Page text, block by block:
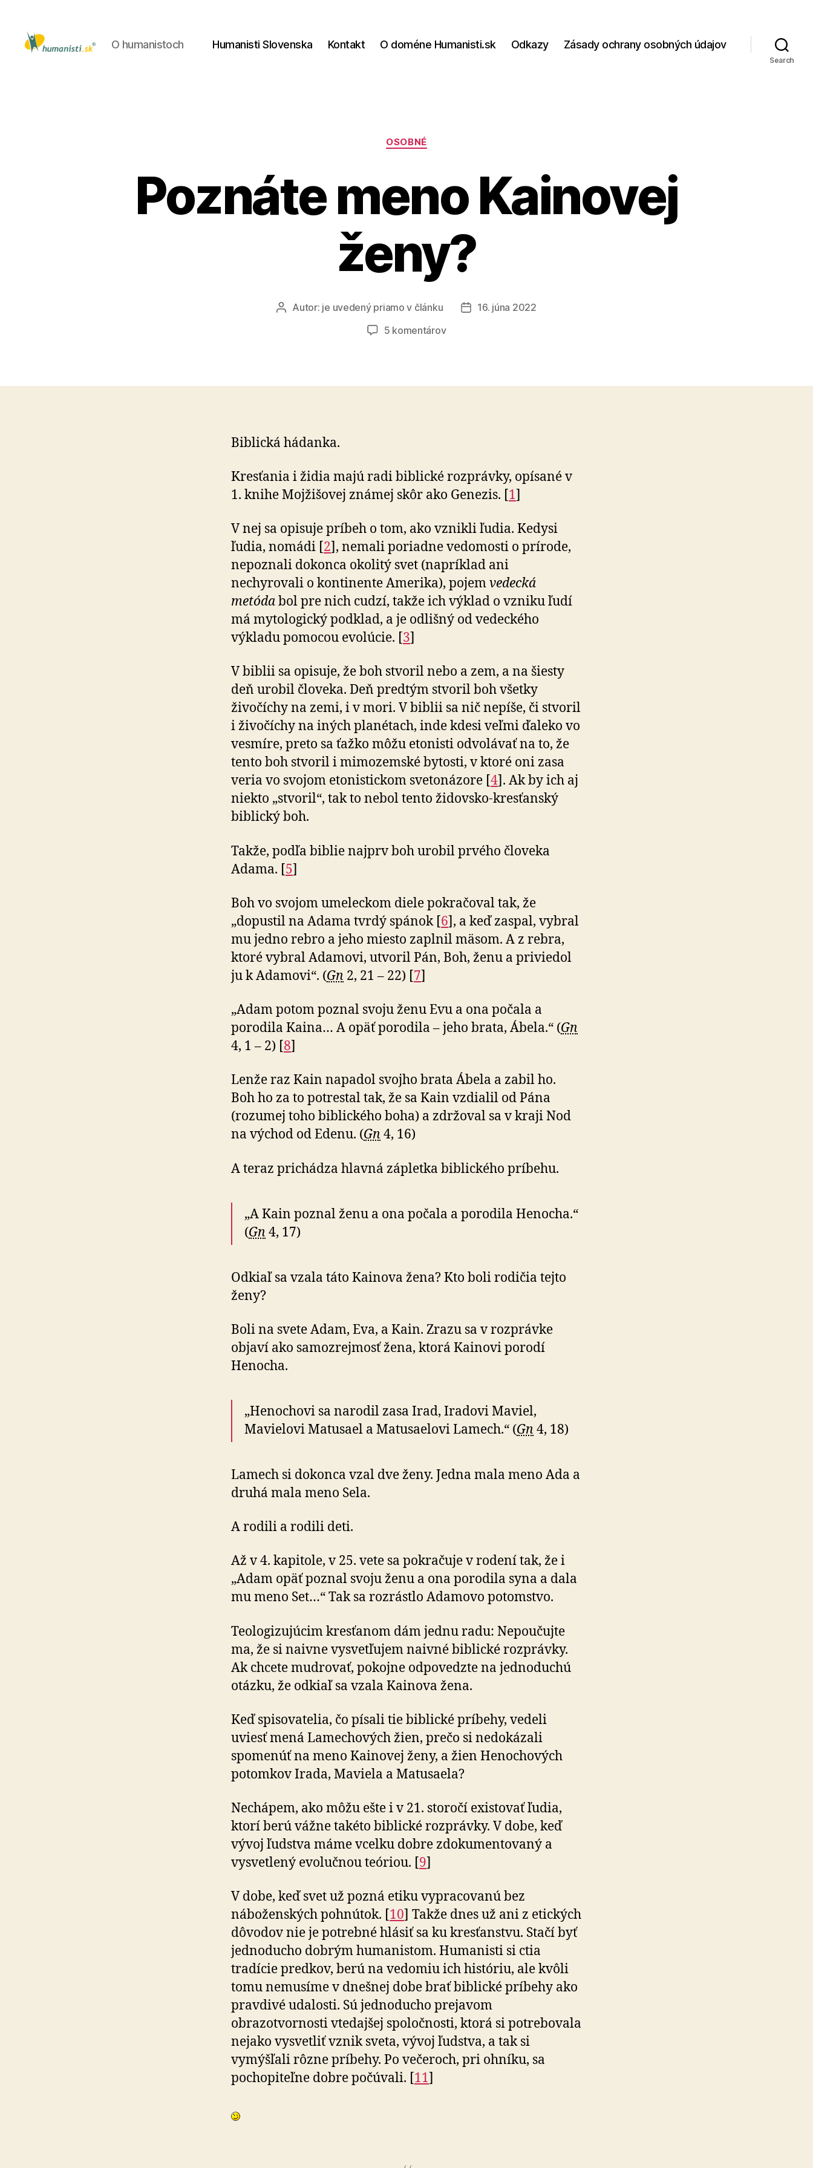
O humanistoch Humanisti Slovenska Kontakt O doméne Humanisti.sk Odkazy Zásady ochrany osobných údajov
Search
Kategórie
OSOBNÉ
Poznáte meno Kainovej
ženy?
AutorAutor: je uvedený priamo v článku
Dátum
16. júna 2022
5 komentárovna
ženy?
Biblická hádanka.
Kresťania i židia majú radi biblické rozprávky, opísané v
1. knihe Mojžišovej známej skôr ako Genezis. [1]
V nej sa opisuje príbeh o tom, ako vznikli ľudia. Kedysi
ľudia, nomádi [2], nemali poriadne vedomosti o prírode,
nepoznali dokonca okolitý svet (napríklad ani
nechyrovali o kontinente Amerika), pojemvedecká
metódabol pre nich cudzí, takže ich výklad o vzniku ľudí
má mytologický podklad, a je odlišný od vedeckého
výkladu pomocou evolúcie. [3]
V biblii sa opisuje, že boh stvoril nebo a zem, a na šiesty
deň urobil človeka. Deň predtým stvoril boh všetky
živočíchy na zemi, i v mori. V biblii sa nič nepíše, či stvoril
i živočíchy na iných planétach, inde kdesi veľmi ďaleko vo
vesmíre, preto sa ťažko môžu etonisti odvolávať na to, že
tento boh stvoril i mimozemské bytosti, v ktoré oni zasa
veria vo svojom etonistickom svetonázore [4]. Ak by ich aj
niekto „stvoril“, tak to nebol tento židovsko-kresťanský
biblický boh.
Takže, podľa biblie najprv boh urobil prvého človeka
Adama. [5]
Boh vo svojom umeleckom diele pokračoval tak, že
„dopustil na Adama tvrdý spánok [6], a keď zaspal, vybral
mu jedno rebro a jeho miesto zaplnil mäsom. A z rebra,
ktoré vybral Adamovi, utvoril Pán, Boh, ženu a priviedol
ju k Adamovi“. (Gn 2, 21 – 22) [7]
„Adam potom poznal svoju ženu Evu a ona počala a
porodila Kaina… A opäť porodila – jeho brata, Ábela.“ (Gn
4, 1 – 2) [8]
Lenže raz Kain napadol svojho brata Ábela a zabil ho.
Boh ho za to potrestal tak, že sa Kain vzdialil od Pána
(rozumej toho biblického boha) a zdržoval sa v kraji Nod
na východ od Edenu. (Gn 4, 16)
A teraz prichádza hlavná zápletka biblického príbehu.
„A Kain poznal ženu a ona počala a porodila Henocha.“
(Gn 4, 17)
Odkiaľ sa vzala táto Kainova žena? Kto boli rodičia tejto
ženy?
Boli na svete Adam, Eva, a Kain. Zrazu sa v rozprávke
objaví ako samozrejmosť žena, ktorá Kainovi porodí
Henocha.
„Henochovi sa narodil zasa Irad, Iradovi Maviel,
Mavielovi Matusael a Matusaelovi Lamech.“ (Gn 4, 18)
Lamech si dokonca vzal dve ženy. Jedna mala meno Ada a
druhá mala meno Sela.
A rodili a rodili deti.
Až v 4. kapitole, v 25. vete sa pokračuje v rodení tak, že i
„Adam opäť poznal svoju ženu a ona porodila syna a dala
mu meno Set…“ Tak sa rozrástlo Adamovo potomstvo.
Teologizujúcim kresťanom dám jednu radu: Nepoučujte
ma, že si naivne vysvetľujem naivné biblické rozprávky.
Ak chcete mudrovať, pokojne odpovedzte na jednoduchú
otázku, že odkiaľ sa vzala Kainova žena.
Keď spisovatelia, čo písali tie biblické príbehy, vedeli
uviesť mená Lamechových žien, prečo si nedokázali
spomenúť na meno Kainovej ženy, a žien Henochových
potomkov Irada, Maviela a Matusaela?
Nechápem, ako môžu ešte i v 21. storočí existovať ľudia,
ktorí berú vážne takéto biblické rozprávky. V dobe, keď
vývoj ľudstva máme vcelku dobre zdokumentovaný a
vysvetlený evolučnou teóriou. [9]
V dobe, keď svet už pozná etiku vypracovanú bez
náboženských pohnútok. [10] Takže dnes už ani z etických
dôvodov nie je potrebné hlásiť sa ku kresťanstvu. Stačí byť
jednoducho dobrým humanistom. Humanisti si ctia
tradície predkov, berú na vedomiu ich históriu, ale kvôli
tomu nemusíme v dnešnej dobe brať biblické príbehy ako
pravdivé udalosti. Sú jednoducho prejavom
obrazotvornosti vtedajšej spoločnosti, ktorá si potrebovala
nejako vysvetliť vznik sveta, vývoj ľudstva, a tak si
vymýšľali rôzne príbehy. Po večeroch, pri ohníku, sa
pochopiteľne dobre počúvali. [11]